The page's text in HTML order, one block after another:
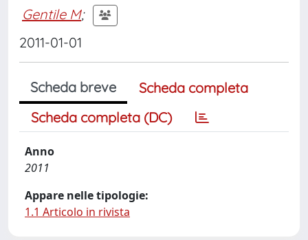
Gentile M;
2011-01-01
Scheda breve
Scheda completa
Scheda completa (DC)
Anno
2011
Appare nelle tipologie:
1.1 Articolo in rivista